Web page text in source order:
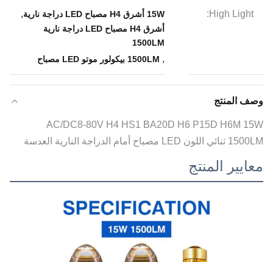
High Light: 15W أشرق H4 مصباح LED دراجة نارية ,
أشرق H4 مصباح LED دراجة نارية
1500LM
, 1500LM بيكولور موتو LED مصباح
وصف المنتج
AC/DC8-80V H4 HS1 BA20D H6 P15D H6M 15W
1500LM ثنائي اللون LED مصباح أمام الدراجة النارية العدسة
معايير المنتج